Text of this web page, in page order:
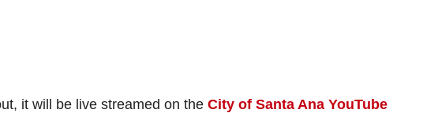
it will be live streamed on the City of Santa Ana YouTube